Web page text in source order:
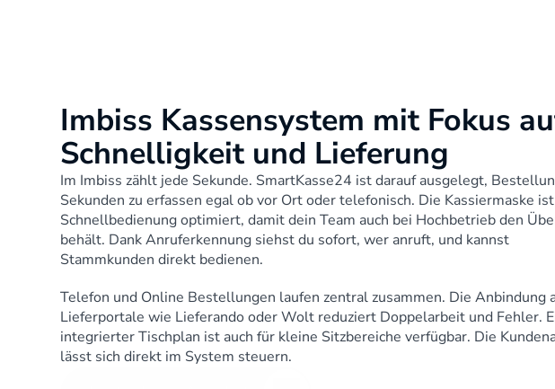
Imbiss Kassensystem mit Fokus
Schnelligkeit und Lieferung
Im Imbiss zählt jede Sekunde. SmartKasse24 ist darauf ausgelegt,
Sekunden zu erfassen egal ob vor Ort oder telefonisch. Die Kassiermaske
Schnellbedienung optimiert, damit dein Team auch bei Hochbetrieb den
behält. Dank Anruferkennung siehst du sofort, wer anruft, und kannst
Stammkunden direkt bedienen.
Telefon und Online Bestellungen laufen zentral zusammen. Die Anbindung
Lieferportale wie Lieferando oder Wolt reduziert Doppelarbeit und Fehler.
integrierter Tischplan ist auch für kleine Sitzbereiche verfügbar. Die
lässt sich direkt im System steuern.